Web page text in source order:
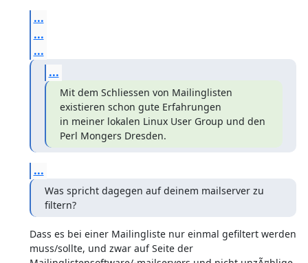
...
...
...
...
Mit dem Schliessen von Mailinglisten
existieren schon gute Erfahrungen
in meiner lokalen Linux User Group und den
Perl Mongers Dresden.
...
Was spricht dagegen auf deinem mailserver zu
filtern?
Dass es bei einer Mailingliste nur einmal gefiltert werden
muss/sollte, und zwar auf Seite der